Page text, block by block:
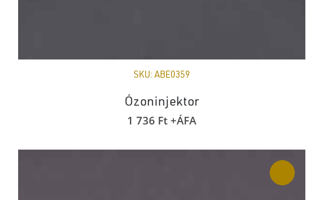
SKU: ABE0359
Ózoninjektor
1 736 Ft +ÁFA